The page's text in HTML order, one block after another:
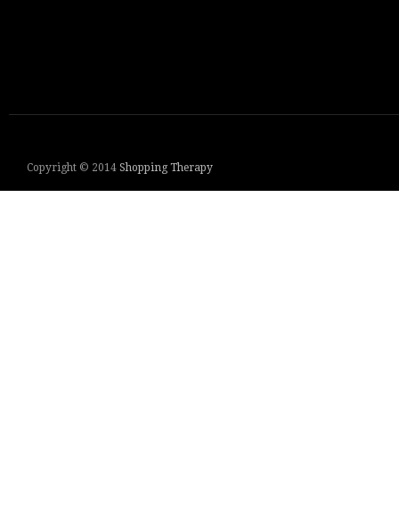
Copyright © 2014 Shopping Therapy